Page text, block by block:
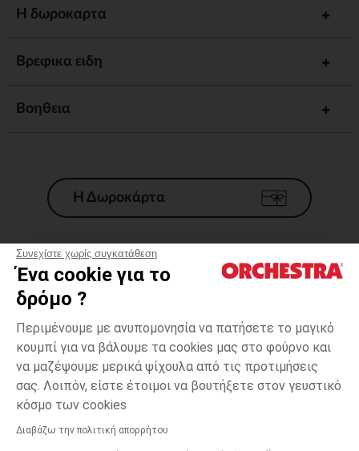
Συνεχίστε χωρίς συγκατάθεση
Ένα cookie για το
δρόμο ?
Περιμένουμε με ανυπομονησία να πατήσετε το μαγικό
κουμπί για να βάλουμε τα cookies μας στο φούρνο και
να μαζέψουμε μερικά ψίχουλα από τις προτιμήσεις
σας. Λοιπόν, είστε έτοιμοι να βουτήξετε στον γευστικό
κόσμο των cookies
Διαβάζω την πολιτική απορρήτου
Η δωροκαρτα
Βρεφικα ειδη
Βοηθεια
Η Δωροκάρτα
Γενικοί 'Οροι Πώλησης
*Εμπορικες προσφορες
Προσωπικά δεδομένα
Διαχείρηση των cookies
Προσβασιμότητα: μη συμμορφούμενη
H Orchestra συμμετέχει στον κωδικά δεοντολογίας και στο σύστημα
μεσολάβησης της Γαλλικής Ομοσπονδίας Ηλεκτρονικού Εμπορίου.